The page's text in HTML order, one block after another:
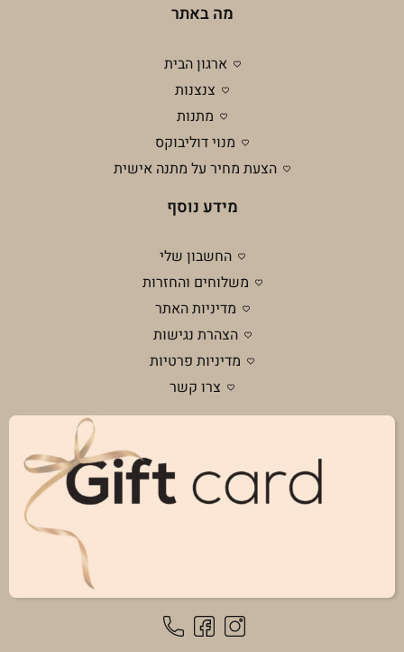
מה באתר
ארגון הבית
צנצנות
מתנות
מנוי דוליבוקס
הצעת מחיר על מתנה אישית
מידע נוסף
החשבון שלי
משלוחים והחזרות
מדיניות האתר
הצהרת נגישות
מדיניות פרטיות
צרו קשר